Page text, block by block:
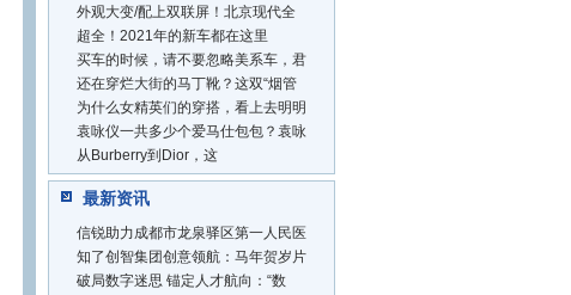
外观大变/配上双联屏！北京现代全
超全！2021年的新车都在这里
买车的时候，请不要忽略美系车，君
还在穿烂大街的马丁靴？这双“烟管
为什么女精英们的穿搭，看上去明明
袁咏仪一共多少个爱马仕包包？袁咏
从Burberry到Dior，这
最新资讯
信锐助力成都市龙泉驿区第一人民医
知了创智集团创意领航：马年贺岁片
破局数字迷思 锚定人才航向：“数